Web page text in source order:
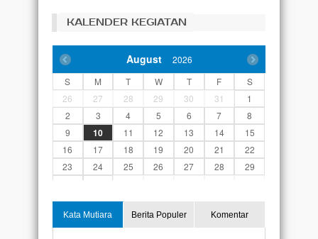
KALENDER KEGIATAN
August
2026
S
M T W T F
S
26
27 28 29 30 31
1
2
3 4 5 6 7
8
9
10 11 12 13 14
15
16
17 18 19 20 21
22
23
24 25 26 27 28
29
Kata Mutiara Berita Populer Komentar